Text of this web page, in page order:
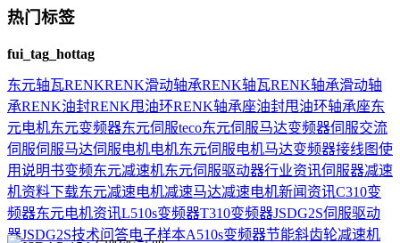
热门标签
fui_tag_hottag
东元轴瓦RENKRENK滑动轴承RENK轴瓦RENK轴承滑动轴
承RENK油封RENK甩油环RENK轴承座油封甩油环轴承座东
元电机东元变频器东元伺服teco东元伺服马达变频器伺服交流
伺服伺服马达伺服电机电机东元伺服电机马达变频器接线图使
用说明书变频东元减速机东元伺服驱动器行业资讯伺服器减速
机资料下载东元减速电机减速马达减速电机新闻资讯C310变
频器东元电机资讯L510s变频器T310变频器JSDG2S伺服驱动
器JSDG2S技术问答电子样本A510s变频器节能斜齿轮减速机